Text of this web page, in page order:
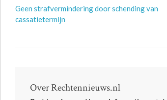
Geen strafvermindering door schending van
cassatietermijn
Over Rechtennieuws.nl